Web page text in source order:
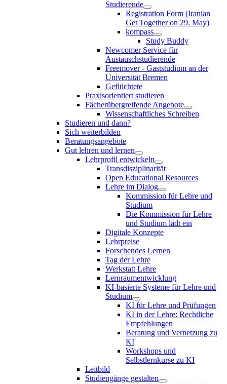
Studierende
Registration Form (Iranian
Get Together on 29. May)
kompass
Study Buddy
Newcomer Service für
Austauschstudierende
Freemover - Gaststudium an der
Universität Bremen
Geflüchtete
Praxisorientiert studieren
Fächerübergreifende Angebote
Wissenschaftliches Schreiben
Studieren und dann?
Sich weiterbilden
Beratungsangebote
Gut lehren und lernen
Lehrprofil entwickeln
Transdisziplinarität
Open Educational Resources
Lehre im Dialog
Kommission für Lehre und
Studium
Die Kommission für Lehre
und Studium lädt ein
Digitale Konzepte
Lehrpreise
Forschendes Lernen
Tag der Lehre
Werkstatt Lehre
Lernraumentwicklung
KI-basierte Systeme für Lehre und
Studium
KI für Lehre und Prüfungen
KI in der Lehre: Rechtliche
Empfehlungen
Beratung und Vernetzung zu
KI
Workshops und
Selbstlernkurse zu KI
Leitbild
Studiengänge gestalten